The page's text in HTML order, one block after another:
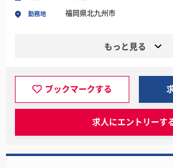
勤務地 福岡県北九州市
もっと見る
ブックマークする
求人にエントリーす